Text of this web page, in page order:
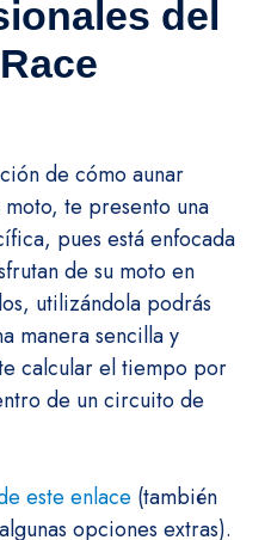
del
de cómo aunar
te presento una
pues está enfocada
de su moto en
utilizándola podrás
manera sencilla y
calcular el tiempo por
de un circuito de
este enlace (también
opciones extras).